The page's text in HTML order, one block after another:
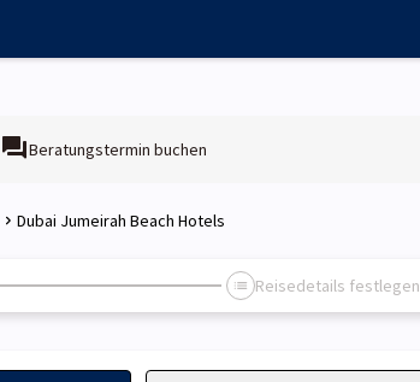
Beratungstermin buchen
Dubai Jumeirah Beach Hotels
Reisedetails festlegen